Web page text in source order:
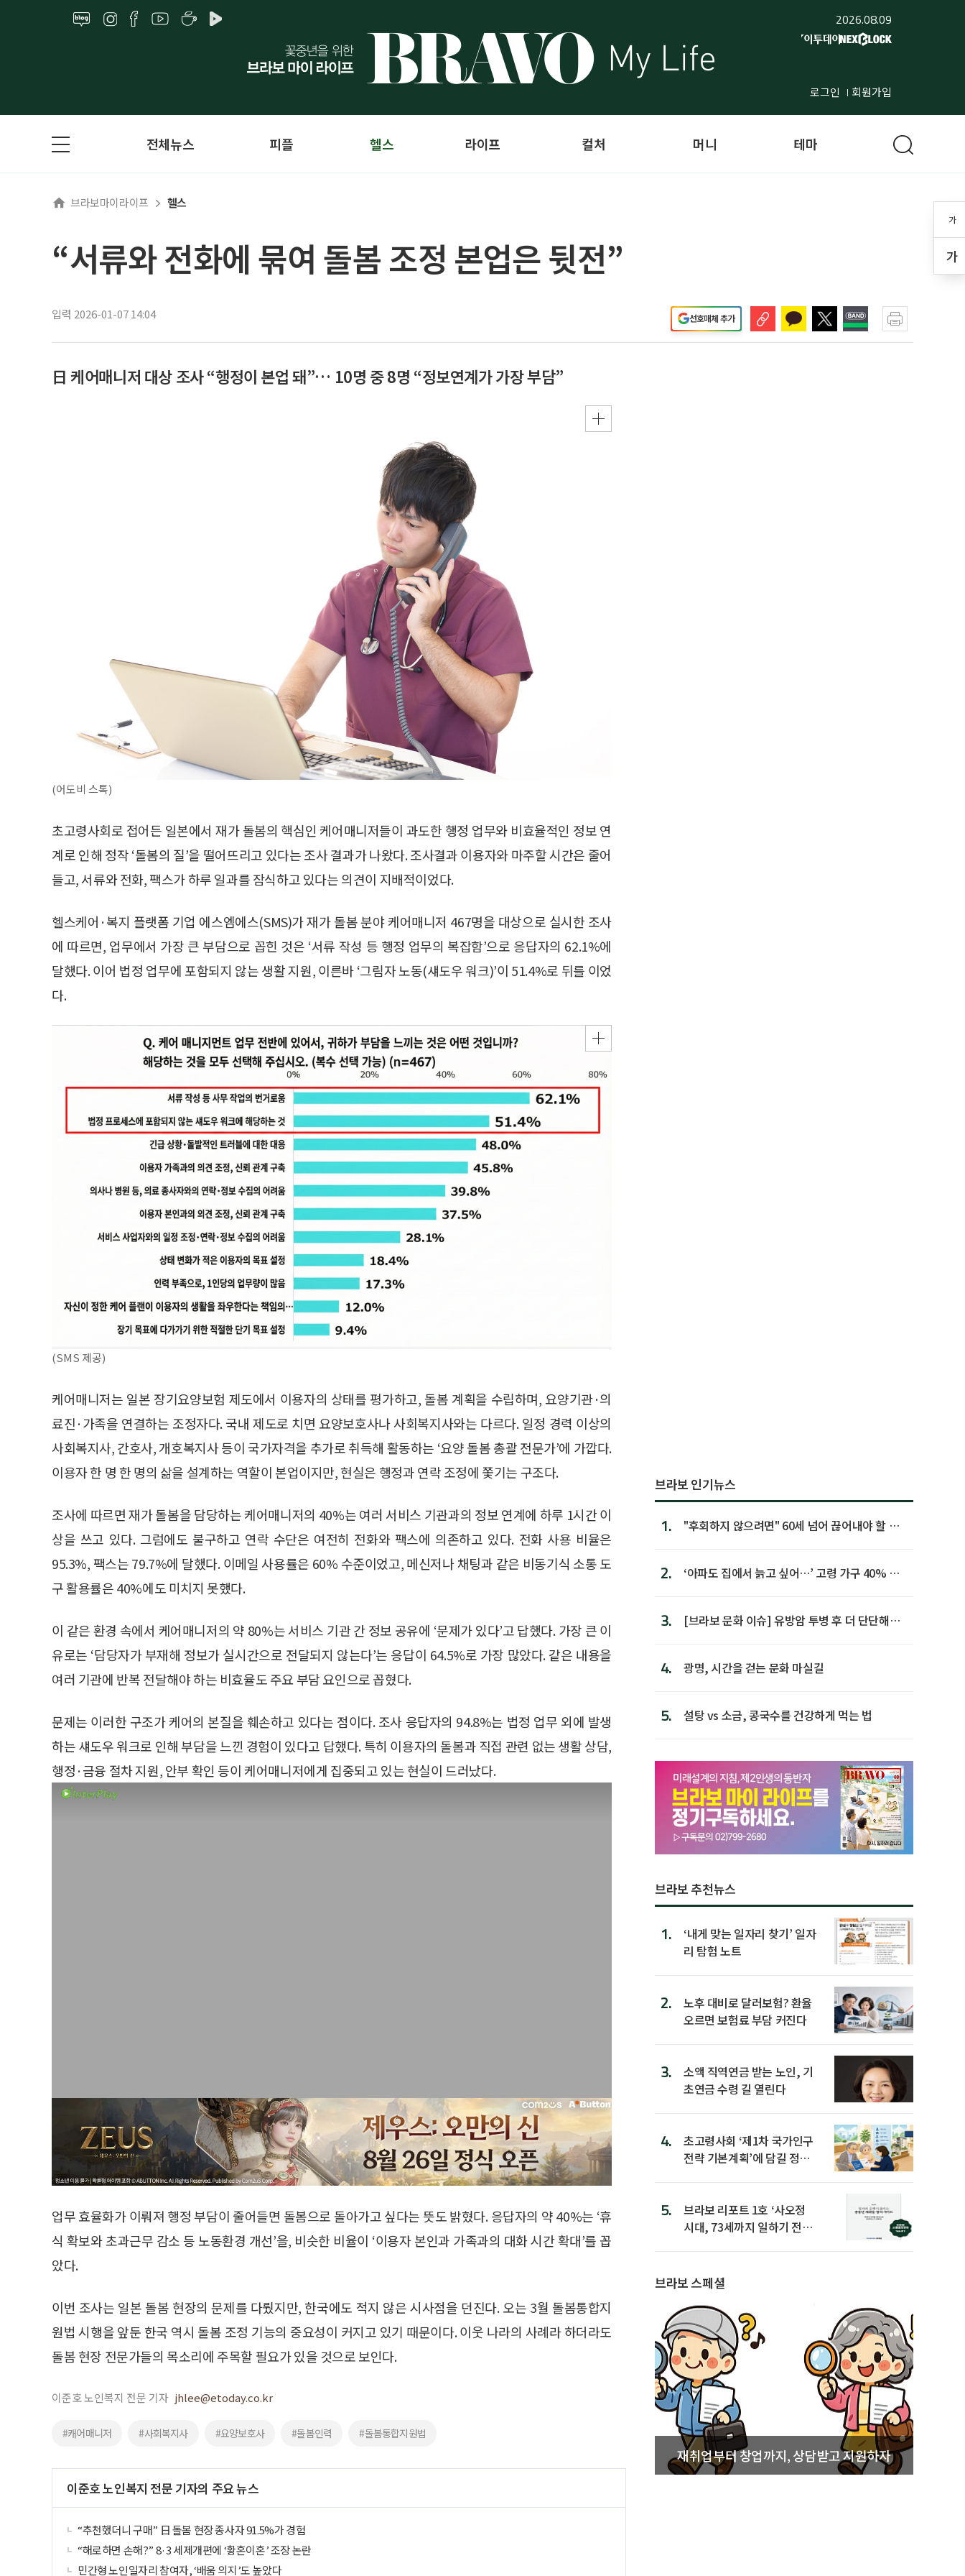
2026.08.09
로그인 회원가입
가
가
전체뉴스 피플 헬스 라이프 컬처 머니 테마
브라보마이라이프 헬스
“서류와 전화에 묶여 돌봄 조정 본업은 뒷전”
입력 2026-01-07 14:04 선호매체 추가
日 케어매니저 대상 조사 “행정이 본업 돼”… 10명 중 8명 “정보연계가 가장 부담”
(어도비 스톡)
초고령사회로 접어든 일본에서 재가 돌봄의 핵심인 케어매니저들이 과도한 행정 업무와 비효율적인 정보 연
계로 인해 정작 ‘돌봄의 질’을 떨어뜨리고 있다는 조사 결과가 나왔다. 조사결과 이용자와 마주할 시간은 줄어
들고, 서류와 전화, 팩스가 하루 일과를 잠식하고 있다는 의견이 지배적이었다.
헬스케어·복지 플랫폼 기업 에스엠에스(SMS)가 재가 돌봄 분야 케어매니저 467명을 대상으로 실시한 조사
에 따르면, 업무에서 가장 큰 부담으로 꼽힌 것은 ‘서류 작성 등 행정 업무의 복잡함’으로 응답자의 62.1%에
달했다. 이어 법정 업무에 포함되지 않는 생활 지원, 이른바 ‘그림자 노동(섀도우 워크)’이 51.4%로 뒤를 이었
다.
(SMS 제공)
케어매니저는 일본 장기요양보험 제도에서 이용자의 상태를 평가하고, 돌봄 계획을 수립하며, 요양기관·의
료진·가족을 연결하는 조정자다. 국내 제도로 치면 요양보호사나 사회복지사와는 다르다. 일정 경력 이상의
사회복지사, 간호사, 개호복지사 등이 국가자격을 추가로 취득해 활동하는 ‘요양 돌봄 총괄 전문가’에 가깝다.
이용자 한 명 한 명의 삶을 설계하는 역할이 본업이지만, 현실은 행정과 연락 조정에 쫓기는 구조다.
조사에 따르면 재가 돌봄을 담당하는 케어매니저의 40%는 여러 서비스 기관과의 정보 연계에 하루 1시간 이
상을 쓰고 있다. 그럼에도 불구하고 연락 수단은 여전히 전화와 팩스에 의존하고 있다. 전화 사용 비율은
95.3%, 팩스는 79.7%에 달했다. 이메일 사용률은 60% 수준이었고, 메신저나 채팅과 같은 비동기식 소통 도
구 활용률은 40%에도 미치지 못했다.
이 같은 환경 속에서 케어매니저의 약 80%는 서비스 기관 간 정보 공유에 ‘문제가 있다’고 답했다. 가장 큰 이
유로는 ‘담당자가 부재해 정보가 실시간으로 전달되지 않는다’는 응답이 64.5%로 가장 많았다. 같은 내용을
여러 기관에 반복 전달해야 하는 비효율도 주요 부담 요인으로 꼽혔다.
문제는 이러한 구조가 케어의 본질을 훼손하고 있다는 점이다. 조사 응답자의 94.8%는 법정 업무 외에 발생
하는 섀도우 워크로 인해 부담을 느낀 경험이 있다고 답했다. 특히 이용자의 돌봄과 직접 관련 없는 생활 상담,
행정·금융 절차 지원, 안부 확인 등이 케어매니저에게 집중되고 있는 현실이 드러났다.
업무 효율화가 이뤄져 행정 부담이 줄어들면 돌봄으로 돌아가고 싶다는 뜻도 밝혔다. 응답자의 약 40%는 ‘휴
식 확보와 초과근무 감소 등 노동환경 개선’을, 비슷한 비율이 ‘이용자 본인과 가족과의 대화 시간 확대’를 꼽
았다.
이번 조사는 일본 돌봄 현장의 문제를 다뤘지만, 한국에도 적지 않은 시사점을 던진다. 오는 3월 돌봄통합지
원법 시행을 앞둔 한국 역시 돌봄 조정 기능의 중요성이 커지고 있기 때문이다. 이웃 나라의 사례라 하더라도
돌봄 현장 전문가들의 목소리에 주목할 필요가 있을 것으로 보인다.
이준호 노인복지 전문 기자 jhlee@etoday.co.kr
#캐어매니저 #사회복지사 #요양보호사 #돌봄인력 #돌봄통합지원법
이준호 노인복지 전문 기자의 주요 뉴스
“추천했더니 구매” 日 돌봄 현장 종사자 91.5%가 경험
“해로하면 손해?” 8·3 세제개편에 ‘황혼이혼’ 조장 논란
민간형 노인일자리 참여자, ‘배움 의지’도 높았다
브라보 인기뉴스
1.
"후회하지 않으려면" 60세 넘어 끊어내야 할 사
2.
‘아파도 집에서 늙고 싶어…’ 고령 가구 40% 노
3.
[브라보 문화 이슈] 유방암 투병 후 더 단단해진
4. 광명, 시간을 걷는 문화 마실길
5. 설탕 vs 소금, 콩국수를 건강하게 먹는 법
브라보 추천뉴스
1.
‘내게 맞는 일자리 찾기’ 일자
리 탐험 노트
2.
노후 대비로 달러보험? 환율
오르면 보험료 부담 커진다
3.
소액 직역연금 받는 노인, 기
초연금 수령 길 열린다
4.
초고령사회 ‘제1차 국가인구
전략 기본계획’에 담길 정책
5.
브라보 리포트 1호 ‘사오정
시대, 73세까지 일하기 전략’
브라보 스페셜
재취업부터 창업까지, 상담받고 지원하자